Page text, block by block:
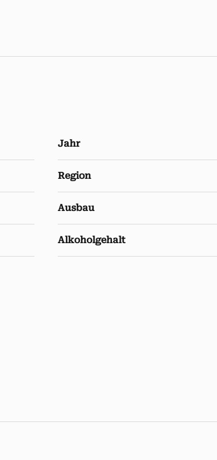
Jahr
Region
Ausbau
Alkoholgehalt